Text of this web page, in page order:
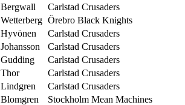
Bergwall
Carlstad Crusaders
Wetterberg Örebro Black Knights
Hyvönen
Carlstad Crusaders
Johansson
Carlstad Crusaders
Gudding
Carlstad Crusaders
Thor
Carlstad Crusaders
Lindgren
Carlstad Crusaders
Blomgren
Stockholm Mean Machines